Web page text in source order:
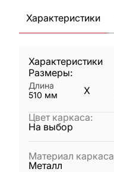
Характеристики
Характеристики
Размеры:
Длина
510 мм X
Цвет каркаса:
На выбор
Материал каркаса
Металл